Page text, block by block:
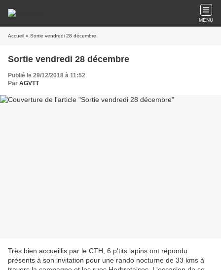
MENU
Accueil » Sortie vendredi 28 décembre
Sortie vendredi 28 décembre
Publié le 29/12/2018 à 11:52
Par AGVTT
Très bien accueillis par le CTH, 6 p'tits lapins ont répondu
présents à son invitation pour une rando nocturne de 33 kms à